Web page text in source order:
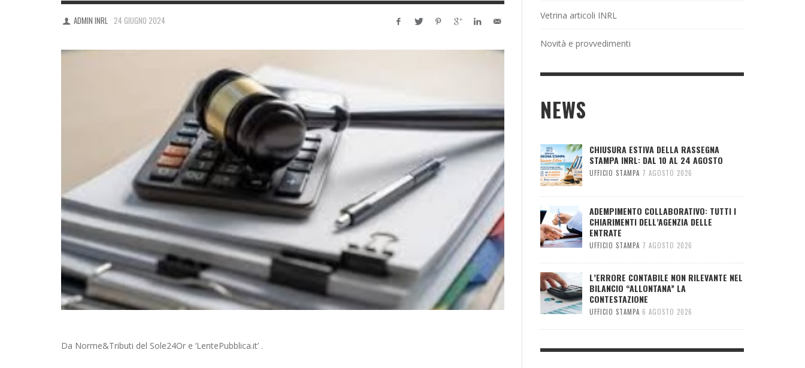
ADMIN INRL 24 GIUGNO 2024
Da Norme&Tributi del Sole24Or e ‘LentePubblica.it’ .
Vetrina articoli INRL
Novità e provvedimenti
NEWS
CHIUSURA ESTIVA DELLA RASSEGNA
STAMPA INRL: DAL 10 AL 24 AGOSTO
UFFICIO STAMPA 7 AGOSTO 2026
ADEMPIMENTO COLLABORATIVO: TUTTI I
CHIARIMENTI DELL’AGENZIA DELLE
ENTRATE
UFFICIO STAMPA 7 AGOSTO 2026
L’ERRORE CONTABILE NON RILEVANTE NEL
BILANCIO “ALLONTANA” LA
CONTESTAZIONE
UFFICIO STAMPA 6 AGOSTO 2026